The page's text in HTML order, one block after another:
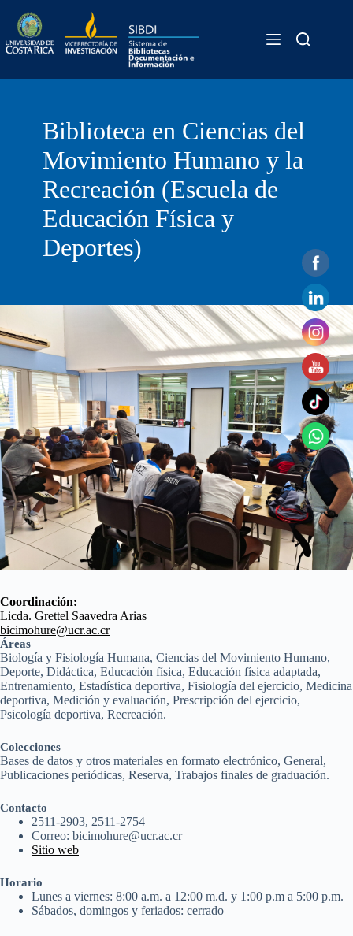
content
Biblioteca en Ciencias del
Movimiento Humano y la
Recreación (Escuela de
Educación Física y
Deportes)
Coordinación:
Licda. Grettel Saavedra Arias
bicimohure@ucr.ac.cr
Áreas
Biología y Fisiología Humana, Ciencias del Movimiento Humano,
Deporte, Didáctica, Educación física, Educación física adaptada,
Entrenamiento, Estadística deportiva, Fisiología del ejercicio, Medicina
deportiva, Medición y evaluación, Prescripción del ejercicio,
Psicología deportiva, Recreación.
Colecciones
Bases de datos y otros materiales en formato electrónico, General,
Publicaciones periódicas, Reserva, Trabajos finales de graduación.
Contacto
2511-2903, 2511-2754
Correo: bicimohure@ucr.ac.cr
Sitio web
Horario
Lunes a viernes: 8:00 a.m. a 12:00 m.d. y 1:00 p.m a 5:00 p.m.
Sábados, domingos y feriados: cerrado